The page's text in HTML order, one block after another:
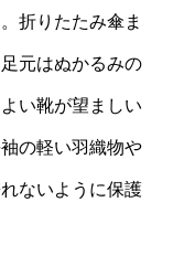
折りたたみ傘ま
元はぬかるみの
い靴が望ましい
の軽い羽織物や
ないように保護